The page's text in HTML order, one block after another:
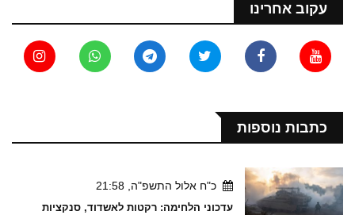
עקוב אחרינו
כתבות נוספות
כ"ח אלול התשפ"ה, 21:58
עדכוני הלחימה: רקטות לאשדוד, סנקציות